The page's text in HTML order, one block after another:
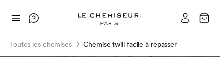
Toutes les chemises Chemise twill facile à repasser